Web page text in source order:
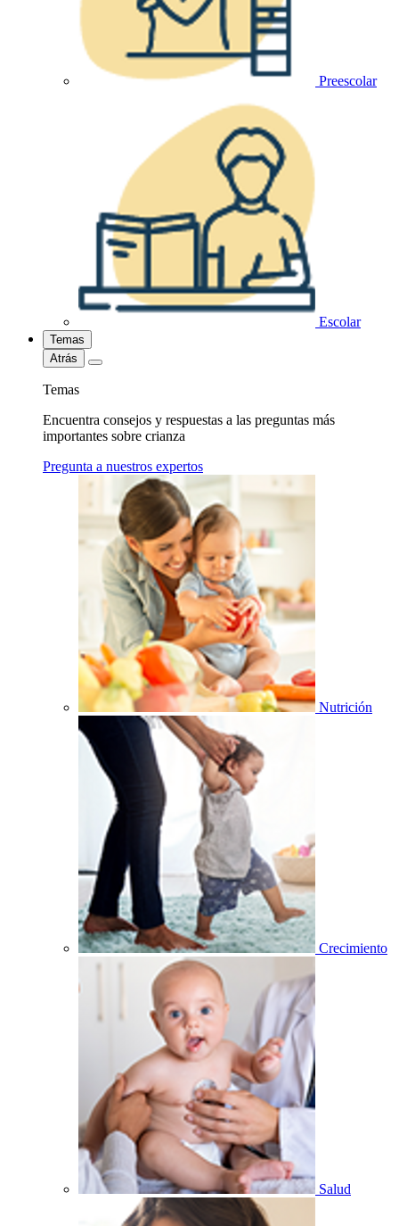
Preescolar
Escolar
Temas
Atrás
Temas
Encuentra consejos y respuestas a las preguntas más
importantes sobre crianza
Pregunta a nuestros expertos
Nutrición
Crecimiento
Salud